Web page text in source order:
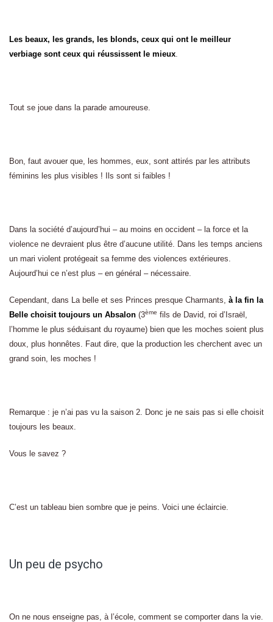
Les beaux, les grands, les blonds, ceux qui ont le meilleur
verbiage sont ceux qui réussissent le mieux.
Tout se joue dans la parade amoureuse.
Bon, faut avouer que, les hommes, eux, sont attirés par les attributs
féminins les plus visibles ! Ils sont si faibles !
Dans la société d’aujourd’hui – au moins en occident – la force et la
violence ne devraient plus être d’aucune utilité. Dans les temps anciens
un mari violent protégeait sa femme des violences extérieures.
Aujourd’hui ce n’est plus – en général – nécessaire.
Cependant, dans La belle et ses Princes presque Charmants, à la fin la
Belle choisit toujours un Absalon (3ème fils de David, roi d’Israël,
l’homme le plus séduisant du royaume) bien que les moches soient plus
doux, plus honnêtes. Faut dire, que la production les cherchent avec un
grand soin, les moches !
Remarque : je n’ai pas vu la saison 2. Donc je ne sais pas si elle choisit
toujours les beaux.
Vous le savez ?
C’est un tableau bien sombre que je peins. Voici une éclaircie.
Un peu de psycho
On ne nous enseigne pas, à l’école, comment se comporter dans la vie.